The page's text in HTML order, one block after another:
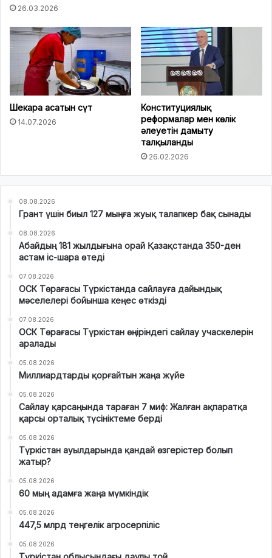
26.03.2026
Шекара асатын сүт
14.07.2026
Конституциялық
реформалар мен көлік
әлеуетін дамыту
талқыланды
26.02.2026
08.08.2026
Грант үшін биыл 127 мыңға жуық талапкер бақ сынады
08.08.2026
Абайдың 181 жылдығына орай Қазақстанда 350-ден
астам іс-шара өтеді
07.08.2026
ОСК Төрағасы Түркістанда сайлауға дайындық
мәселелері бойынша кеңес өткізді
07.08.2026
ОСК Төрағасы Түркістан өңіріндегі сайлау учаскелерін
аралады
05.08.2026
Миллиардтарды қорғайтын жаңа жүйе
05.08.2026
Сайлау қарсаңында тараған 7 миф: Жалған ақпаратқа
қарсы орталық түсініктеме берді
05.08.2026
Түркістан ауылдарында қандай өзгерістер болып
жатыр?
05.08.2026
60 мың адамға жаңа мүмкіндік
05.08.2026
447,5 млрд теңгелік агросерпіліс
05.08.2026